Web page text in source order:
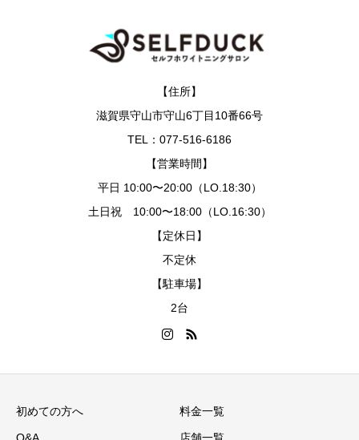
【住所】
滋賀県守山市守山6丁目10番66号
TEL：077-516-6186
【営業時間】
平日 10:00〜20:00（LO.18:30）
土日祝 10:00〜18:00（LO.16:30）
【定休日】
不定休
【駐車場】
2台
初めての方へ 料金一覧